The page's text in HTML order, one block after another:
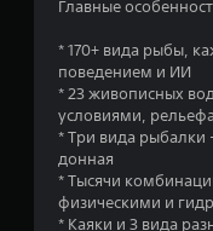
Главные
* 170+ вида рыбы,
поведением и ИИ
* 23 живописных
условиями,
* Три вида рыбалки
донная
* Тысячи
физическими и
* Каяки и 3 вида